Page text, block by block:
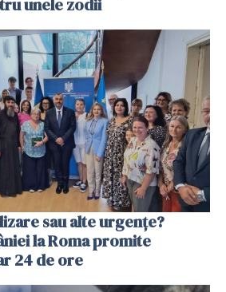
sau alte urgențe?
la Roma promite
24 de ore